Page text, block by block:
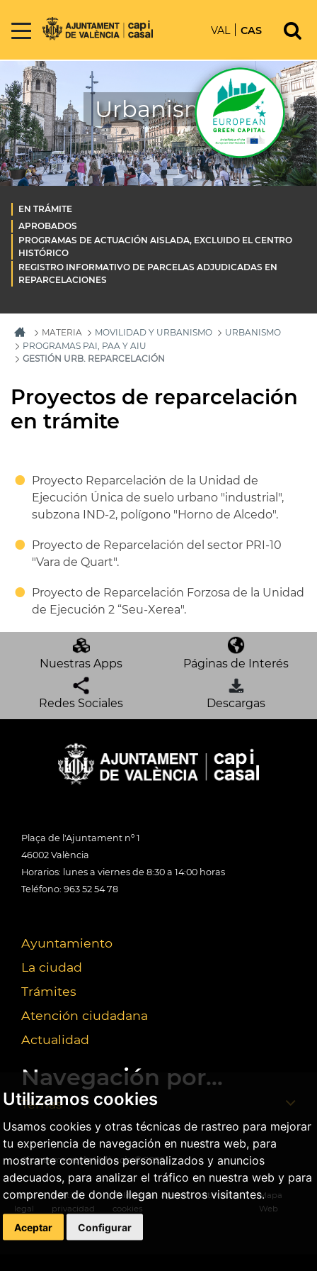
Utilizamos cookies
Usamos cookies y otras técnicas de rastreo para mejorar
tu experiencia de navegación en nuestra web, para
mostrarte contenidos personalizados y anuncios
adecuados, para analizar el tráfico en nuestra web y para
comprender de donde llegan nuestros visitantes.
Aceptar Configurar
VAL CAS
Urbanismo
EN TRÁMITE
APROBADOS
PROGRAMAS DE ACTUACIÓN AISLADA, EXCLUIDO EL CENTRO
HISTÓRICO
REGISTRO INFORMATIVO DE PARCELAS ADJUDICADAS EN
REPARCELACIONES
MATERIA MOVILIDAD Y URBANISMO
URBANISMO
PROGRAMAS PAI, PAA Y AIU
GESTIÓN URB. REPARCELACIÓN
Proyectos de reparcelación
en trámite
Proyecto Reparcelación de la Unidad de
Ejecución Única de suelo urbano "industrial",
subzona IND-2, polígono "Horno de Alcedo".
Proyecto de Reparcelación del sector PRI-10
"Vara de Quart".
Proyecto de Reparcelación Forzosa de la Unidad
de Ejecución 2 “Seu-Xerea".
Nuestras Apps Páginas de Interés
Redes Sociales Descargas
Plaça de l'Ajuntament nº 1
46002 València
Horarios: lunes a viernes de 8:30 a 14:00 horas
Teléfono: 963 52 54 78
Ayuntamiento
La ciudad
Trámites
Atención ciudadana
Actualidad
Navegación por...
Temas
Ajuntament de València ©2026
Aviso
legal
Política
privacidad
Política de
cookies
Agencia Antifraude
Mapa
Web